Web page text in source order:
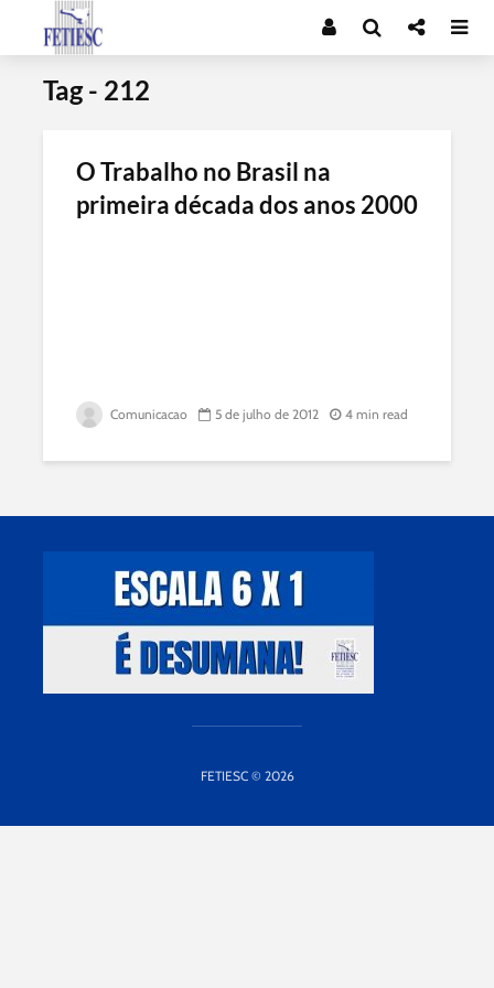
Tag - 212
O Trabalho no Brasil na
primeira década dos anos 2000
Comunicacao 5 de julho de 2012 4 min read
FETIESC © 2026